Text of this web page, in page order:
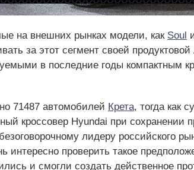
на внешних рынках модели, как Soul
за этот сегмент своей
в последние годы компактным
71487 автомобилей Крета, тогда как
кроссовер Hyundai при
лидеру российского
проверить такое
и смогли создать действенное